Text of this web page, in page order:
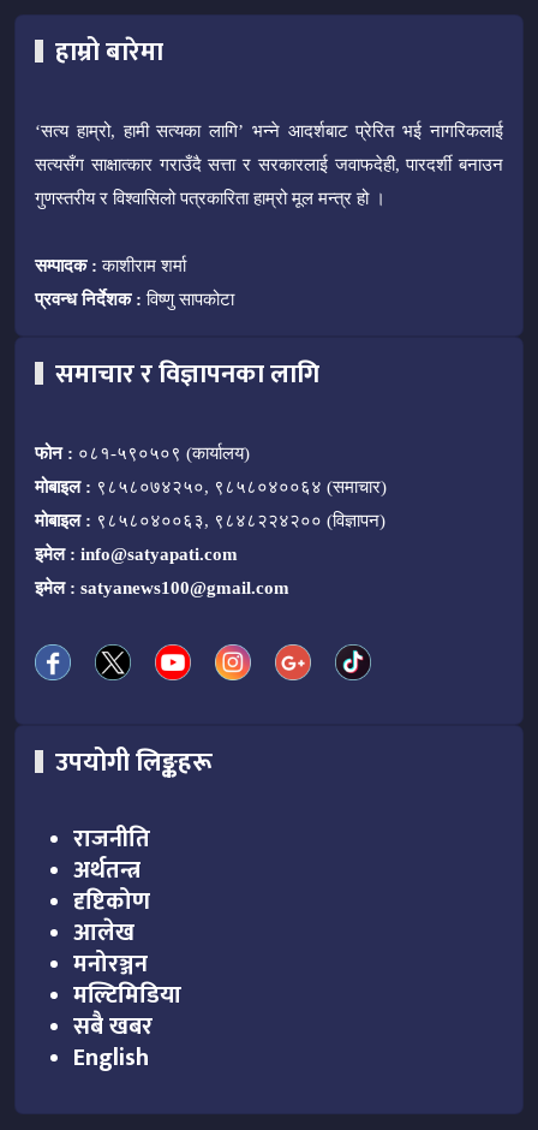
हाम्रो बारेमा
‘सत्य हाम्रो, हामी सत्यका लागि’ भन्ने आदर्शबाट प्रेरित भई नागरिकलाई
सत्यसँग साक्षात्कार गराउँदै सत्ता र सरकारलाई जवाफदेही, पारदर्शी बनाउन
गुणस्तरीय र विश्वासिलो पत्रकारिता हाम्रो मूल मन्त्र हो ।
सम्पादक : काशीराम शर्मा
प्रवन्ध निर्देशक : विष्णु सापकोटा
समाचार र विज्ञापनका लागि
फोन : ०८१-५९०५०९ (कार्यालय)
मोबाइल : ९८५८०७४२५०, ९८५८०४००६४ (समाचार)
मोबाइल : ९८५८०४००६३, ९८४८२२४२०० (विज्ञापन)
इमेल : info@satyapati.com
इमेल : satyanews100@gmail.com
उपयोगी लिङ्कहरू
राजनीति
अर्थतन्त्र
दृष्टिकोण
आलेख
मनोरञ्जन
मल्टिमिडिया
सबै खबर
English